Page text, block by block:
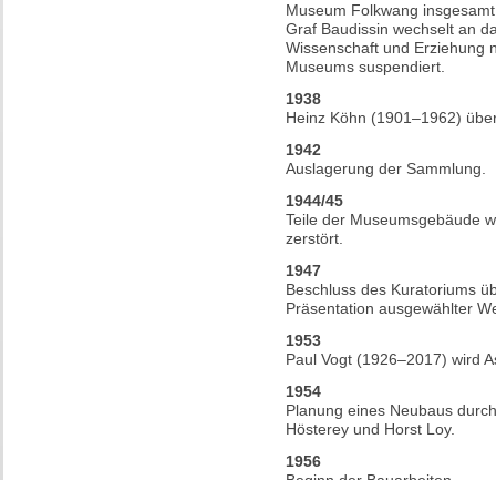
Museum Folkwang
Graf Baudissin wechselt an
Wissenschaft und Erziehung
Museums suspendiert.
1938
Heinz Köhn (1901–1962)
1942
Auslagerung der Sammlung.
1944/45
Teile der Museumsgebäude
zerstört.
1947
Beschluss des Kuratoriums
Präsentation ausgewählter
1953
Paul Vogt (1926–2017) wird
1954
Planung eines Neubaus
Hösterey und Horst Loy.
1956